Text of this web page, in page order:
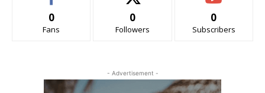
0
Fans
0
Followers
0
Subscribers
- Advertisement -